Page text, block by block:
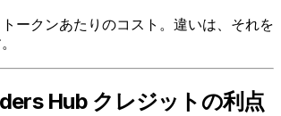
ークンあたりのコスト。違いは、それを
Hub クレジットの利点